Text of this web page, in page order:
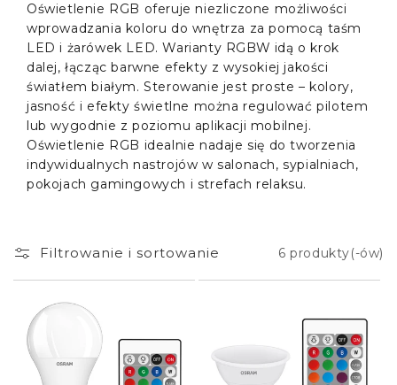
Oświetlenie RGB oferuje niezliczone możliwości
wprowadzania koloru do wnętrza za pomocą taśm
LED i żarówek LED. Warianty RGBW idą o krok
dalej, łącząc barwne efekty z wysokiej jakości
światłem białym. Sterowanie jest proste – kolory,
jasność i efekty świetlne można regulować pilotem
lub wygodnie z poziomu aplikacji mobilnej.
Oświetlenie RGB idealnie nadaje się do tworzenia
indywidualnych nastrojów w salonach, sypialniach,
pokojach gamingowych i strefach relaksu.
Filtrowanie i sortowanie 6 produkty(-ów)